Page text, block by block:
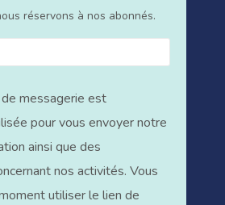
réservons à nos abonnés.
messagerie est
pour vous envoyer notre
ainsi que des
nos activités. Vous
utiliser le lien de